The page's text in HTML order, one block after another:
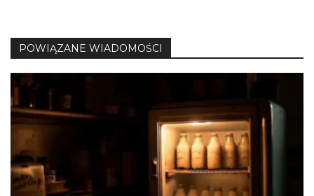
POWIĄZANE WIADOMOŚCI